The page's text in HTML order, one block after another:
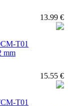
13.99 €
mm
15.55 €